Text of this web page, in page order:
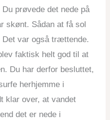
prøvede det nede på
skønt. Sådan at få sol
Det var også trættende.
faktisk helt god til at
Du har derfor besluttet,
herhjemme i
klar over, at vandet
det er nede i